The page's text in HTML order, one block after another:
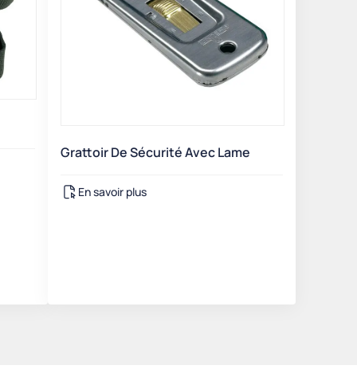
Grattoir De Sécurité Avec Lame
En savoir plus